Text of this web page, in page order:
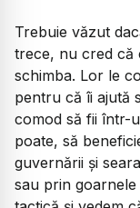
Trebuie văzut
trece, nu cred că
schimba. Lor le
pentru că îi ajută
comod să fii într-
poate, să
guvernării și
sau prin